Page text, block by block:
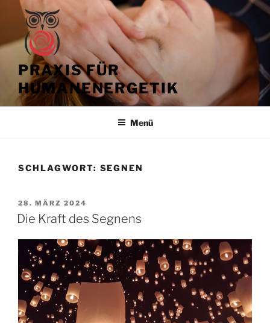
springen
PRAXIS FÜR
HUMANENERGETIK
Menü
SCHLAGWORT: SEGNEN
VERÖFFENTLICHT
AM
28. MÄRZ 2024
Die Kraft des Segnens